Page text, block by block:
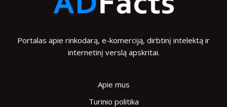
Portalas apie rinkodarą, e-komerciją, dirbtinį intelektą ir
internetinį verslą apskritai.
Apie mus
Turinio politika